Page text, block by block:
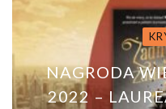
NAGRODA
2022 –